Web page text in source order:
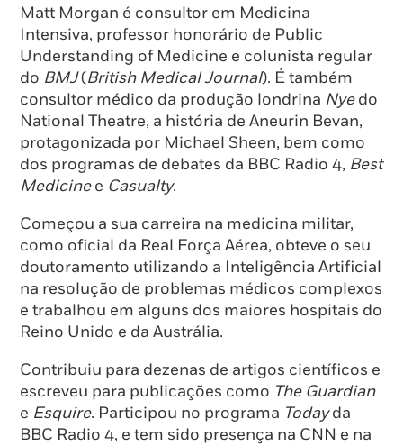
Matt Morgan é consultor em Medicina
Intensiva, professor honorário de Public
Understanding of Medicine e colunista regular
do BMJ(British Medical Journal). É também
consultor médico da produção londrina Nyedo
National Theatre, a história de Aneurin Bevan,
protagonizada por Michael Sheen, bem como
dos programas de debates da BBC Radio 4, Best
Medicinee Casualty.
Começou a sua carreira na medicina militar,
como oficial da Real Força Aérea, obteve o seu
doutoramento utilizando a Inteligência Artificial
na resolução de problemas médicos complexos
e trabalhou em alguns dos maiores hospitais do
Reino Unido e da Austrália.
Contribuiu para dezenas de artigos científicos e
escreveu para publicações como The Guardian
e Esquire. Participou no programa Todayda
BBC Radio 4, e tem sido presença na CNN e na